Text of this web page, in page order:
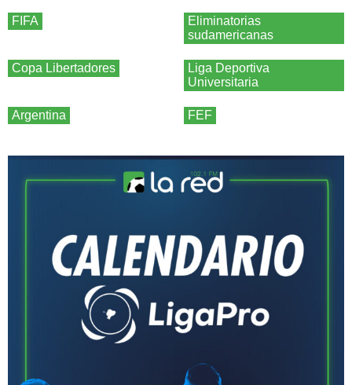
FIFA
Eliminatorias
sudamericanas
Copa Libertadores
Liga Deportiva
Universitaria
Argentina FEF